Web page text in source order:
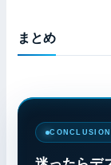
まとめ
CONCLUSION